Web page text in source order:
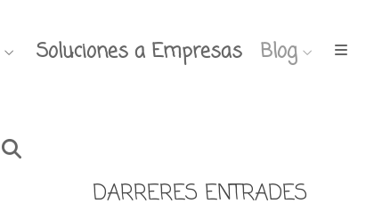
Soluciones a Empresas Blog
DARRERES ENTRADES